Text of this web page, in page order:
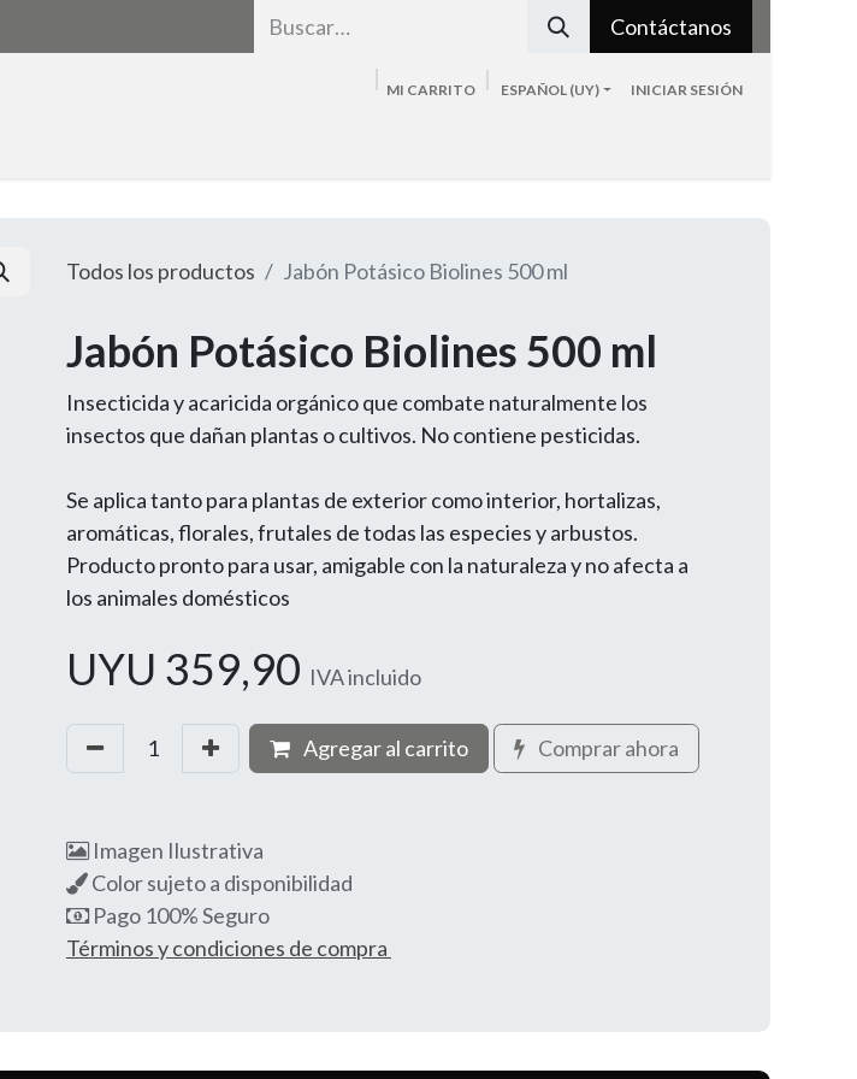
Contáctanos
MI CARRITO ESPAÑOL (UY) INICIAR SESIÓN
Todos los productos Jabón Potásico Biolines 500 ml
Jabón Potásico Biolines 500 ml
Insecticida y acaricida orgánico que combate naturalmente los
insectos que dañan plantas o cultivos. No contiene pesticidas.
Se aplica tanto para plantas de exterior como interior, hortalizas,
aromáticas, florales, frutales de todas las especies y arbustos.
Producto pronto para usar, amigable con la naturaleza y no afecta a
los animales domésticos
UYU 359,90 IVA incluido
Agregar al carrito Comprar ahora
Imagen Ilustrativa
Color sujeto a disponibilidad
Pago 100% Seguro
Términos y condiciones de compra